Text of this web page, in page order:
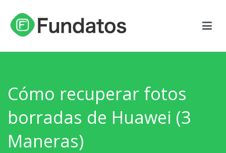
contenido
FunDatos
Experto en Recuperación de Datos
Cómo recuperar fotos
borradas de Huawei (3
Maneras)